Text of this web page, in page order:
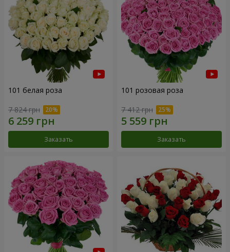
101 белая роза
7 824 грн
Заказать
101 розовая роза
7 412 грн
Заказать